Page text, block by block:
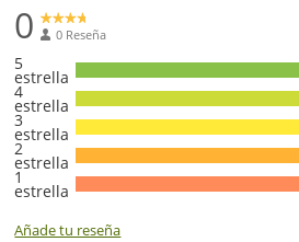
0 0 Reseña
5
estrella
4
estrella
3
estrella
2
estrella
1
estrella
Añade tu reseña